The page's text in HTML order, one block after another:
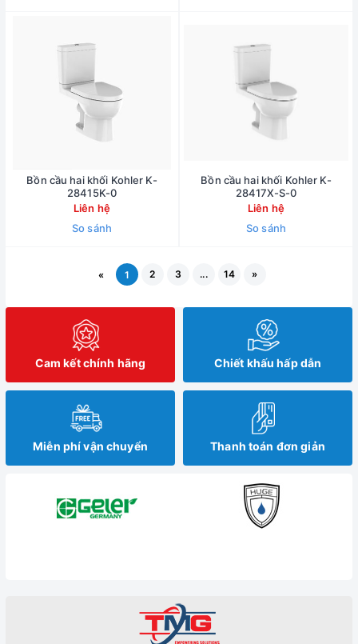
Bồn cầu hai khối Kohler K-
28415K-0
Liên hệ
So sánh
Bồn cầu hai khối Kohler K-
28417X-S-0
Liên hệ
So sánh
« 1 2 3 ... 14 »
Cam kết chính hãng Chiết khấu hấp dẫn
Miễn phí vận chuyển Thanh toán đơn giản